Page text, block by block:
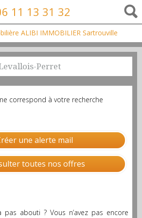
11 13 31 32
Perret
correspond à votre recherche
une alerte mail
toutes nos offres
pas abouti ? Vous n’avez pas encore